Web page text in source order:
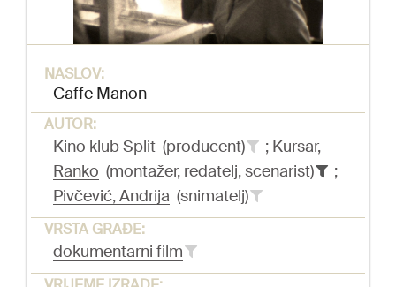
NASLOV:
Caffe Manon
AUTOR:
Kino klub Split (producent) ; Kursar,
Ranko (montažer, redatelj, scenarist)
;
Pivčević, Andrija (snimatelj)
VRSTA GRAĐE:
dokumentarni film